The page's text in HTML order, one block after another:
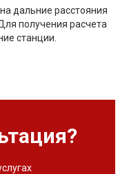
дальние расстояния
получения расчета
станции.